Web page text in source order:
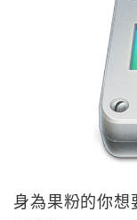
身為果粉的你想